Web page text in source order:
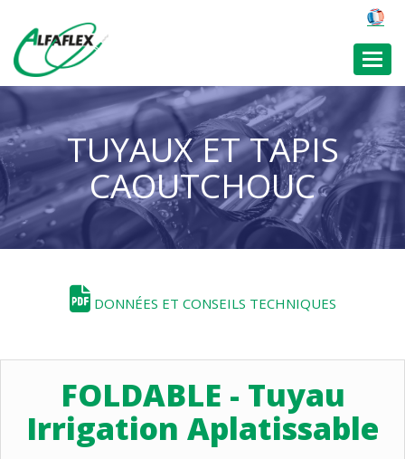
TUYAUX ET TAPIS
CAOUTCHOUC
DONNÉES ET CONSEILS TECHNIQUES
FOLDABLE - Tuyau
Irrigation Aplatissable